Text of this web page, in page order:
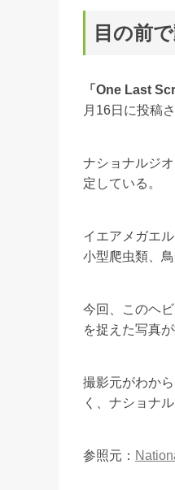
目の前
「One Last
月16日に投稿
ナショナルジ
定している。
イエアメガエ
小型爬虫類、
今回、このヘ
を捉えた写真
撮影元がわか
く、ナショナ
参照元：